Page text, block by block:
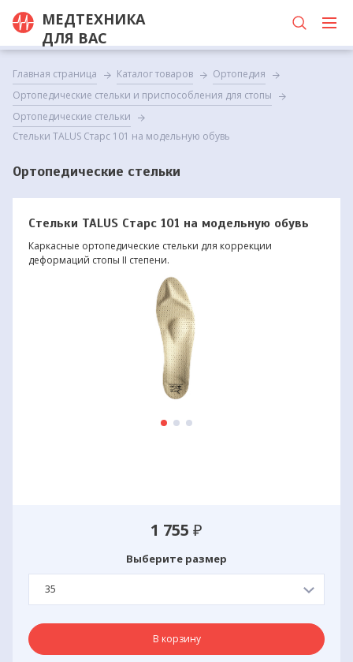
МЕДТЕХНИКА
ДЛЯ ВАС
Главная страница Каталог товаров
Ортопедия
Ортопедические стельки и приспособления для стопы
Ортопедические стельки
Стельки TALUS Старс 101 на модельную обувь
Ортопедические стельки
Стельки TALUS Старс 101 на модельную обувь
Каркасные ортопедические стельки для коррекции
деформаций стопы II степени.
1 755 ₽
Выберите размер
35
В корзину